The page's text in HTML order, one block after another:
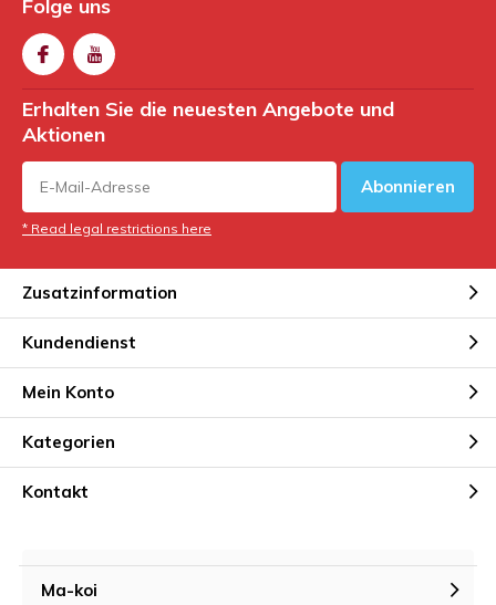
Folge uns
Erhalten Sie die neuesten Angebote und
Aktionen
Abonnieren
* Read legal restrictions here
Zusatzinformation
Kundendienst
Mein Konto
Kategorien
Kontakt
Ma-koi